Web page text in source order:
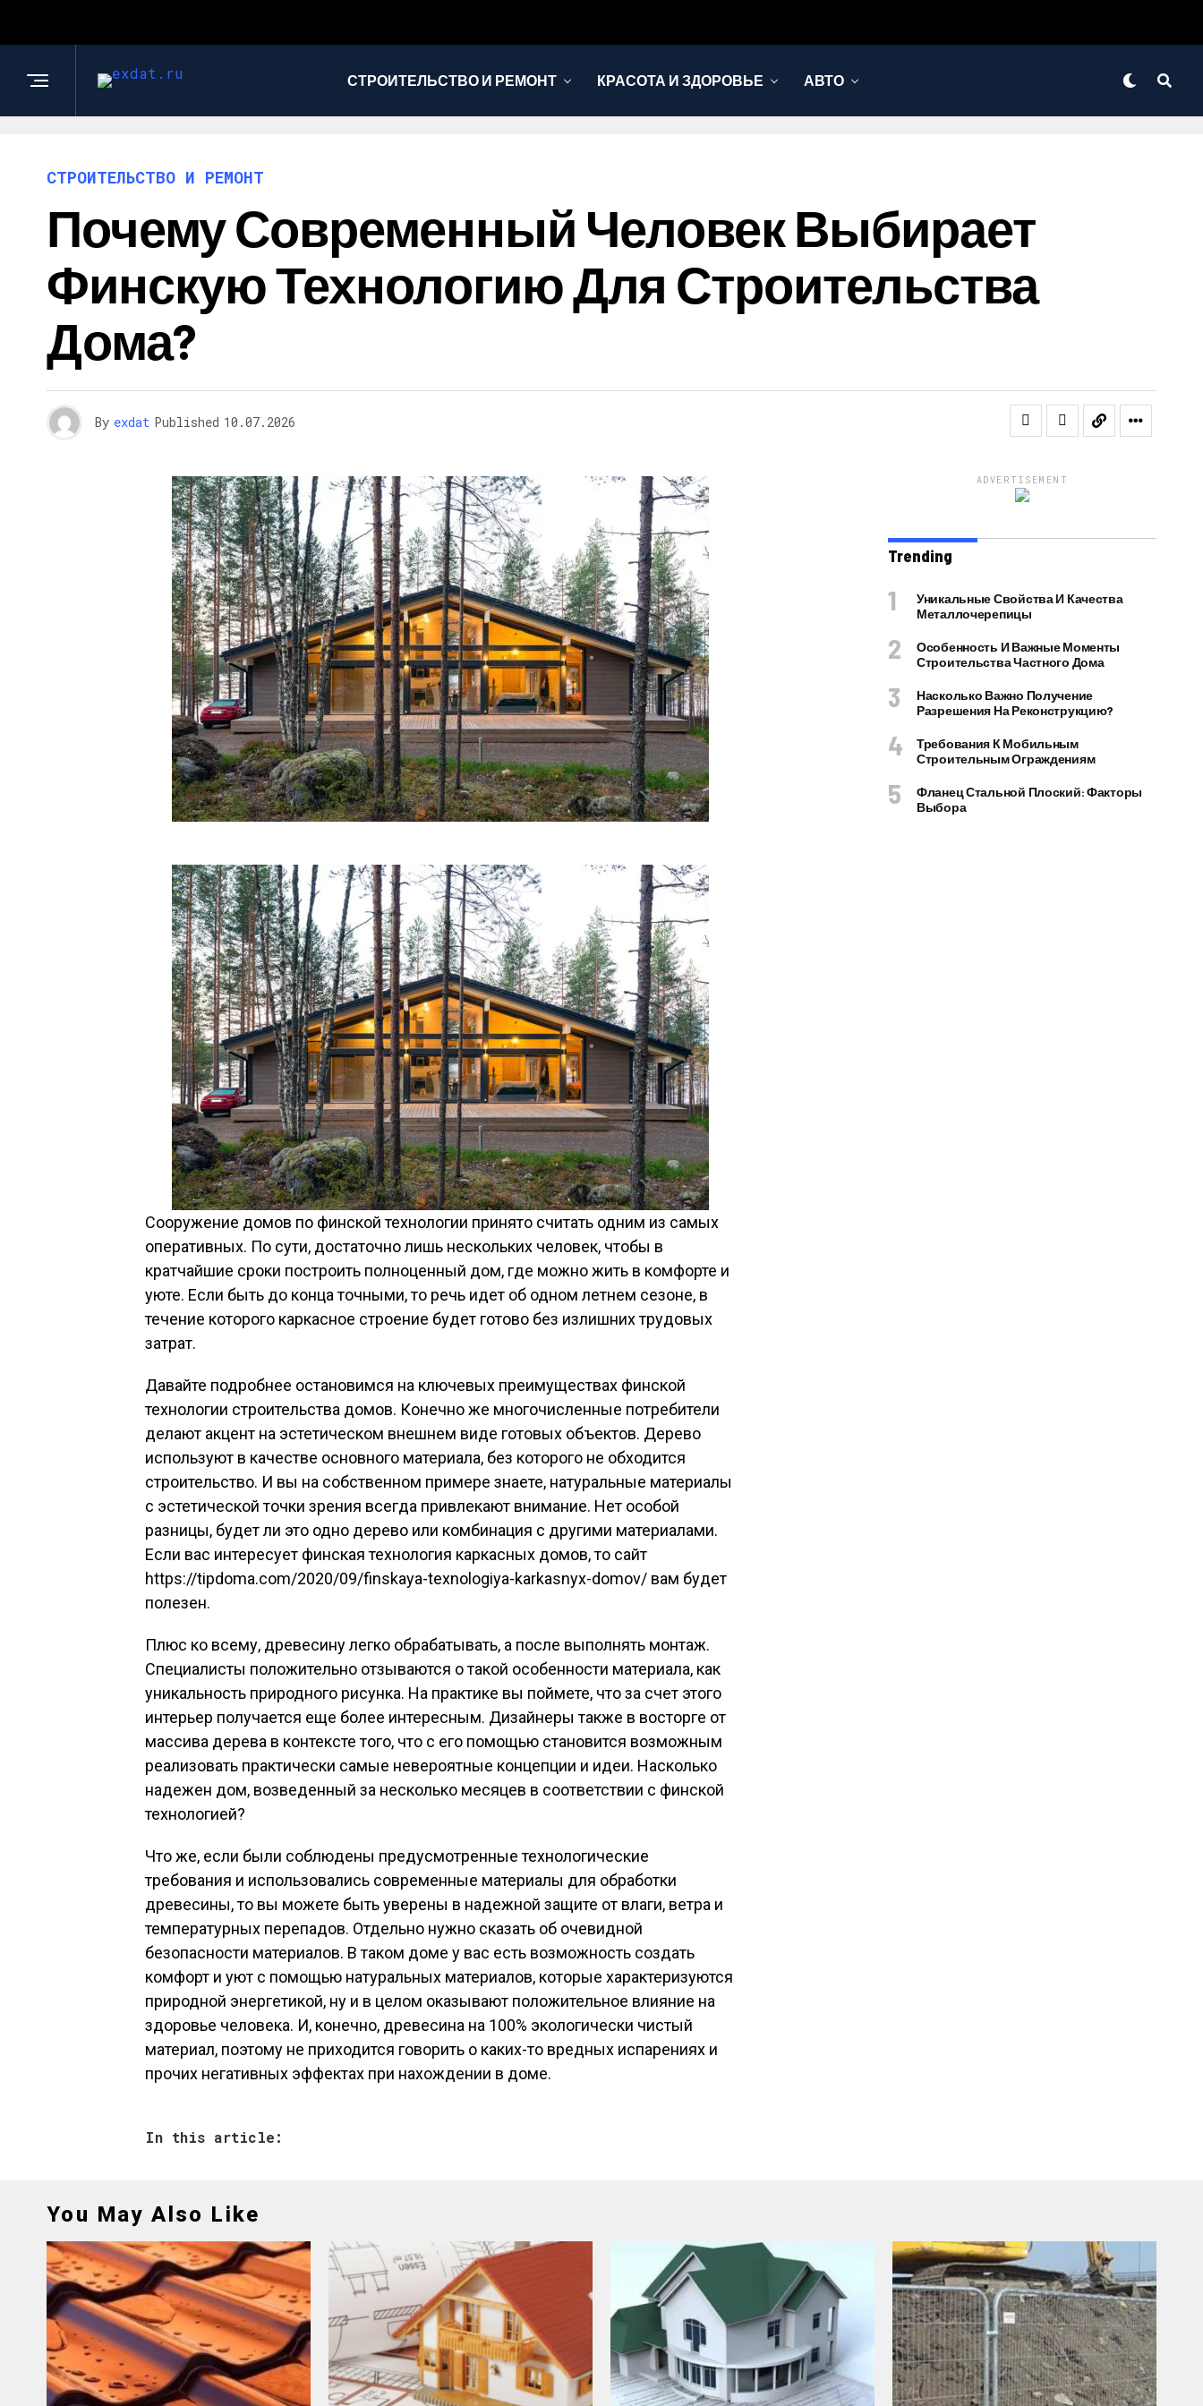
СТРОИТЕЛЬСТВО И РЕМОНТ КРАСОТА И ЗДОРОВЬЕ АВТО
СТРОИТЕЛЬСТВО И РЕМОНТ
Почему Современный Человек Выбирает
Финскую Технологию Для Строительства
Дома?
By exdat Published 10.07.2026
Сооружение домов по финской технологии принято считать одним из самых
оперативных. По сути, достаточно лишь нескольких человек, чтобы в
кратчайшие сроки построить полноценный дом, где можно жить в комфорте и
уюте. Если быть до конца точными, то речь идет об одном летнем сезоне, в
течение которого каркасное строение будет готово без излишних трудовых
затрат.
Давайте подробнее остановимся на ключевых преимуществах финской
технологии строительства домов. Конечно же многочисленные потребители
делают акцент на эстетическом внешнем виде готовых объектов. Дерево
используют в качестве основного материала, без которого не обходится
строительство. И вы на собственном примере знаете, натуральные материалы
с эстетической точки зрения всегда привлекают внимание. Нет особой
разницы, будет ли это одно дерево или комбинация с другими материалами.
Если вас интересует финская технология каркасных домов, то сайт
https://tipdoma.com/2020/09/finskaya-texnologiya-karkasnyx-domov/ вам будет
полезен.
Плюс ко всему, древесину легко обрабатывать, а после выполнять монтаж.
Специалисты положительно отзываются о такой особенности материала, как
уникальность природного рисунка. На практике вы поймете, что за счет этого
интерьер получается еще более интересным. Дизайнеры также в восторге от
массива дерева в контексте того, что с его помощью становится возможным
реализовать практически самые невероятные концепции и идеи. Насколько
надежен дом, возведенный за несколько месяцев в соответствии с финской
технологией?
Что же, если были соблюдены предусмотренные технологические
требования и использовались современные материалы для обработки
древесины, то вы можете быть уверены в надежной защите от влаги, ветра и
температурных перепадов. Отдельно нужно сказать об очевидной
безопасности материалов. В таком доме у вас есть возможность создать
комфорт и уют с помощью натуральных материалов, которые характеризуются
природной энергетикой, ну и в целом оказывают положительное влияние на
здоровье человека. И, конечно, древесина на 100% экологически чистый
материал, поэтому не приходится говорить о каких-то вредных испарениях и
прочих негативных эффектах при нахождении в доме.
In this article:
ADVERTISEMENT
Trending
Уникальные Свойства И Качества
Металлочерепицы
Особенность И Важные Моменты
Строительства Частного Дома
Насколько Важно Получение
Разрешения На Реконструкцию?
Требования К Мобильным
Строительным Ограждениям
Фланец Стальной Плоский: Факторы
Выбора
You May Also Like